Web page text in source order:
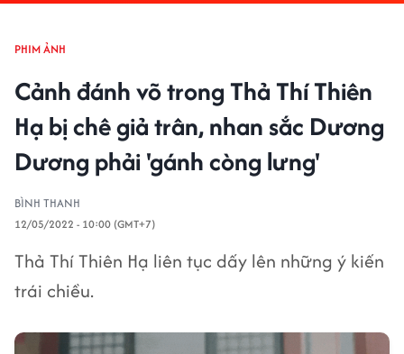
PHIM ẢNH
Cảnh đánh võ trong Thả Thí Thiên
Hạ bị chê giả trân, nhan sắc Dương
Dương phải 'gánh còng lưng'
BÌNH THANH
12/05/2022 - 10:00 (GMT+7)
Thả Thí Thiên Hạ liên tục dấy lên những ý kiến
trái chiều.